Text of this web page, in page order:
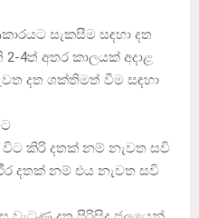
සැකසීම සඳහා දත
4ත් අතර කාලයක් අදාළ
දත ශක්තිමත් වීම සඳහා
කිරි දතක් නම් නැවත සවි
දතක් නම් එය නැවත සවි